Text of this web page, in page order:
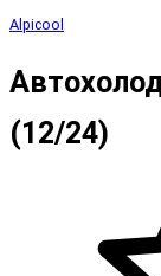
Alpicool
(12/24)